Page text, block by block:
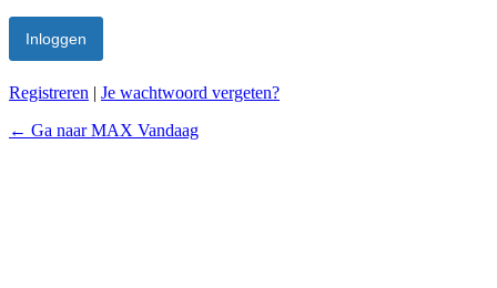
Registreren | Je wachtwoord vergeten?
← Ga naar MAX Vandaag